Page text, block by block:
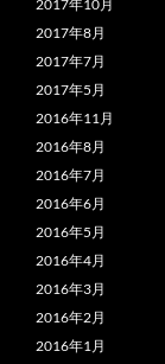
2017年10月
2017年8月
2017年7月
2017年5月
2016年11月
2016年8月
2016年7月
2016年6月
2016年5月
2016年4月
2016年3月
2016年2月
2016年1月